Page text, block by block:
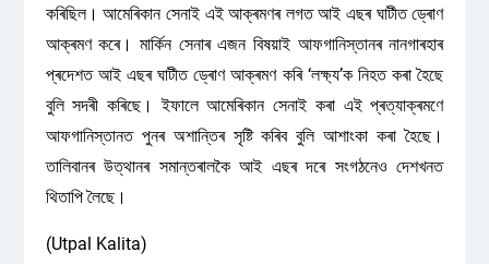
কৰিছিল। আমেৰিকান সেনাই এই আক্ৰমণৰ লগত আই এছৰ ঘাটীত ড্ৰোণ
আক্ৰমণ কৰে। মাৰ্কিন সেনাৰ এজন বিষয়াই আফগানিস্তানৰ নানগাৰহাৰ
প্ৰদেশত আই এছৰ ঘাটীত ড্ৰোণ আক্ৰমণ কৰি ‘লক্ষ্য’ক নিহত কৰা হৈছে
বুলি সদৰী কৰিছে। ইফালে আমেৰিকান সেনাই কৰা এই প্ৰত্যাক্ৰমণে
আফগানিস্তানত পুনৰ অশান্তিৰ সৃষ্টি কৰিব বুলি আশাংকা কৰা হৈছে।
তালিবানৰ উত্থানৰ সমান্তৰালকৈ আই এছৰ দৰে সংগঠনেও দেশখনত
থিতাপি লৈছে।
(Utpal Kalita)